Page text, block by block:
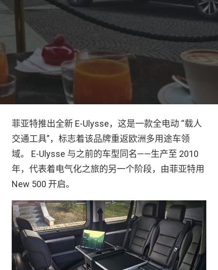
菲亚特推出全新 E-Ulysse，这是一款全电动 “载人
交通工具”，标志着该品牌重返欧洲多用途车领
域。 E-Ulysse 与之前的车型同名——生产至 2010
年，代表着电气化之旅的另一个阶段，由菲亚特用
New 500 开启。